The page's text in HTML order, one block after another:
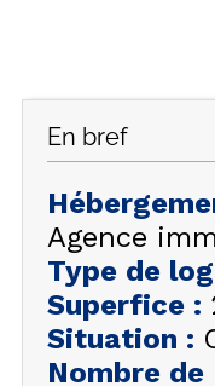
En bref
Agence
Type de
Superfice :
Situation :
Nombre de